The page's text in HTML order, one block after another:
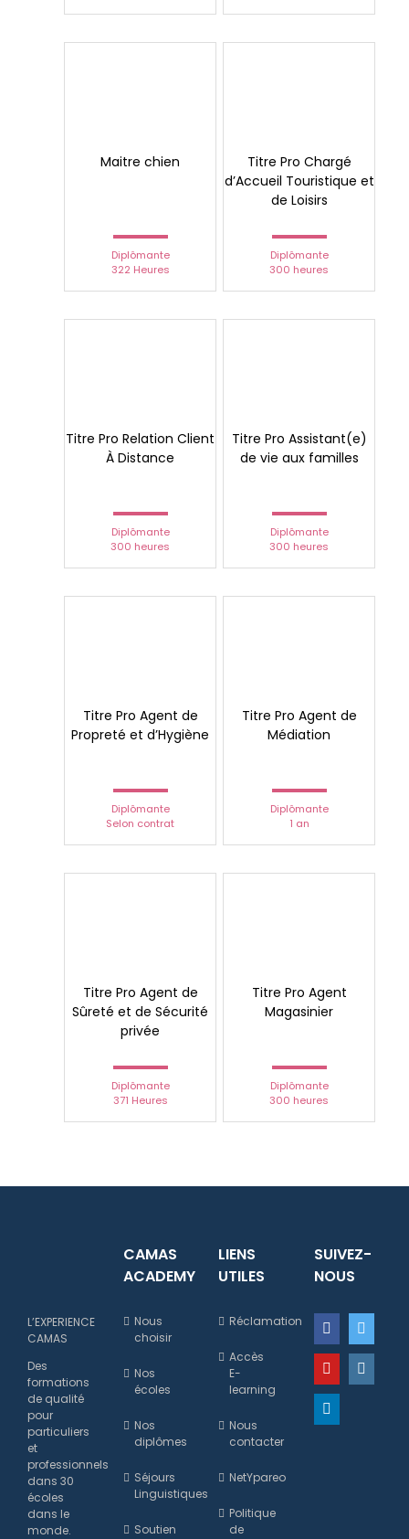
Maitre chien
Diplômante
322 Heures
Titre Pro Chargé
d’Accueil Touristique et
de Loisirs
Diplômante
300 heures
Titre Pro Relation Client
À Distance
Diplômante
300 heures
Titre Pro Assistant(e)
de vie aux familles
Diplômante
300 heures
Titre Pro Agent de
Propreté et d’Hygiène
Diplômante
Selon contrat
Titre Pro Agent de
Médiation
Diplômante
1 an
Titre Pro Agent de
Sûreté et de Sécurité
privée
Diplômante
371 Heures
Titre Pro Agent
Magasinier
Diplômante
300 heures
L’EXPERIENCE
CAMAS
Des
formations
de qualité
pour
particuliers
et
professionnels
dans 30
écoles
dans le
monde.
CAMAS
ACADEMY
Nous
choisir
Nos
écoles
Nos
diplômes
Séjours
Linguistiques
Soutien
LIENS
UTILES
Réclamation
Accès
E-
learning
Nous
contacter
NetYpareo
Politique
de
SUIVEZ-
NOUS